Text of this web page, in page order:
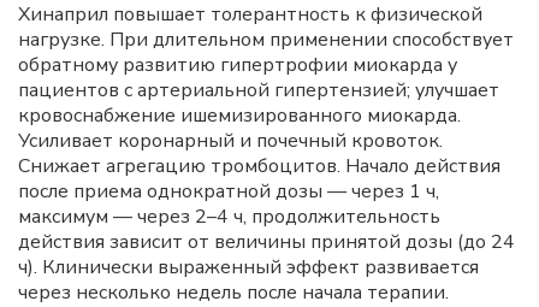
Хинаприл повышает толерантность к физической
нагрузке. При длительном применении способствует
обратному развитию гипертрофии миокарда у
пациентов с артериальной гипертензией; улучшает
кровоснабжение ишемизированного миокарда.
Усиливает коронарный и почечный кровоток.
Снижает агрегацию тромбоцитов. Начало действия
после приема однократной дозы — через 1 ч,
максимум — через 2–4 ч, продолжительность
действия зависит от величины принятой дозы (до 24
ч). Клинически выраженный эффект развивается
через несколько недель после начала терапии.